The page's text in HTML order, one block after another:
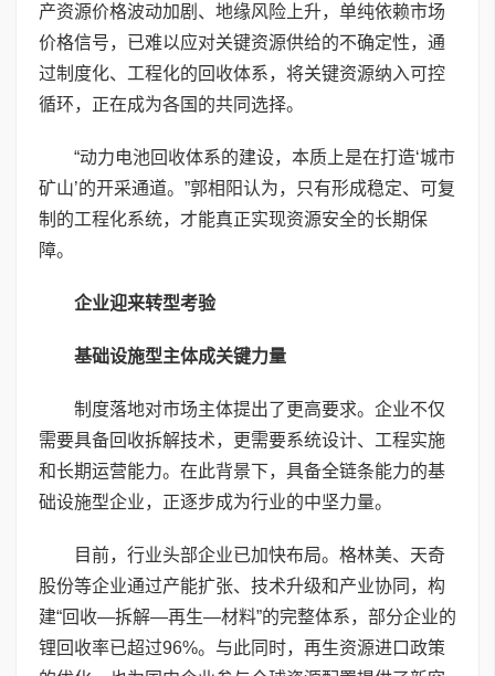
产资源价格波动加剧、地缘风险上升，单纯依赖市场
价格信号，已难以应对关键资源供给的不确定性，通
过制度化、工程化的回收体系，将关键资源纳入可控
循环，正在成为各国的共同选择。
“动力电池回收体系的建设，本质上是在打造‘城市
矿山’的开采通道。”郭相阳认为，只有形成稳定、可复
制的工程化系统，才能真正实现资源安全的长期保
障。
企业迎来转型考验
基础设施型主体成关键力量
制度落地对市场主体提出了更高要求。企业不仅
需要具备回收拆解技术，更需要系统设计、工程实施
和长期运营能力。在此背景下，具备全链条能力的基
础设施型企业，正逐步成为行业的中坚力量。
目前，行业头部企业已加快布局。格林美、天奇
股份等企业通过产能扩张、技术升级和产业协同，构
建“回收—拆解—再生—材料”的完整体系，部分企业的
锂回收率已超过96%。与此同时，再生资源进口政策